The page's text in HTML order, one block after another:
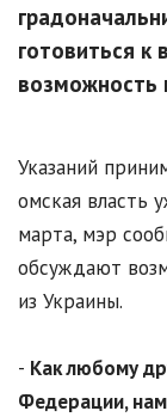
готовиться к
возможность
Указаний
омская власть
марта, мэр
обсуждают
из Украины.
- Как любому
Федерации,